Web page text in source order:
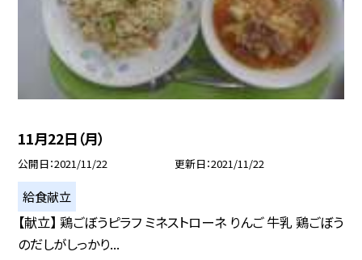
11月22日（月）
公開日 2021/11/22 更新日 2021/11/22
給食献立
【献立】 鶏ごぼうピラフ ミネストローネ りんご 牛乳 鶏ごぼう
のだしがしっかり...